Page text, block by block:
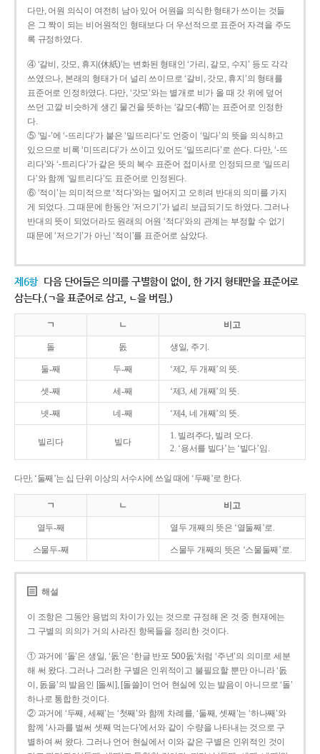
다만, 어원 의식이 여전히 남아 있어 어원을 의식한 형태가 쓰이는 것들
은 그 짝이 되는 비어원적인 형태보다 더 우선적으로 표준어 자격을 주도
록 규정하였다.
④ ‘갈비, 갓모, 휴지(休紙)’는 변화된 형태인 ‘가리, 갈모, 수지’ 등도 각각
쓰였으나, 본래의 형태가 더 널리 쓰이므로 ‘갈비, 갓모, 휴지’의 형태를
표준어로 인정하였다. 다만, ‘갓모’와는 별개로 비가 올 때 갓 위에 덮어
쓰던 고깔 비슷하게 생긴 물건을 뜻하는 ‘갈모(-帽)’는 표준어로 인정한
다.
⑤ ‘밀-’에 ‘-뜨리다’가 붙은 ‘밀뜨리다’도 언중이 ‘밀다’의 뜻을 의식하고
있으므로 비록 ‘미뜨리다’가 쓰이고 있어도 ‘밀뜨리다’로 쓴다. 다만, ‘-뜨
리다’와 ‘-트리다’가 같은 뜻의 복수 표준어 접미사로 인정되므로 ‘밀뜨리
다’와 함께 ‘밀트리다’도 표준어로 인정된다.
⑥ ‘적이’는 의미적으로 ‘적다’와는 멀어지고 오히려 반대의 의미를 가지
게 되었다. 그 때문에 한동안 ‘저으기’가 널리 보급되기도 하였다. 그러나
반대의 뜻이 되었더라도 원래의 어원 ‘적다’와의 관계는 부정할 수 없기
때문에 ‘저으기’가 아닌 ‘적이’를 표준어로 삼았다.
제6항 다음 단어들은 의미를 구별함이 없이, 한 가지 형태만을 표준어로
삼는다.(ㄱ을 표준어로 삼고, ㄴ을 버림.)
ㄱ ㄴ 비고
돌 돐 생일, 주기.
둘-째 두-째 ‘제2, 두 개째’의 뜻.
셋-째 세-째 ‘제3, 세 개째’의 뜻.
넷-째 네-째 ‘제4, 네 개째’의 뜻.
빌리다 빌다
1. 빌려주다, 빌려 오다.
2. ‘용서를 빌다’는 ‘빌다’임.
다만, ‘둘째’는 십 단위 이상의 서수사에 쓰일 때에 ‘두째’로 한다.
ㄱ ㄴ 비고
열두-째 열두 개째의 뜻은 ‘열둘째’로.
스물두-째 스물두 개째의 뜻은 ‘스물둘째’로.
해설
이 조항은 그동안 용법의 차이가 있는 것으로 규정해 온 것 중 현재에는
그 구별의 의의가 거의 사라진 항목들을 정리한 것이다.
① 과거에 ‘돌’은 생일, ‘돐’은 ‘한글 반포 500돐’처럼 ‘주년’의 의미로 세분
해 써 왔다. 그러나 그러한 구별은 인위적이고 불필요할 뿐만 아니라 ‘돐
이, 돐을’의 발음인 [돌씨], [돌쓸]이 언어 현실에 있는 발음이 아니므로 ‘돌’
하나로 통합한 것이다.
② 과거에 ‘두째, 세째’는 ‘첫째’와 함께 차례를, ‘둘째, 셋째’는 ‘하나째’와
함께 ‘사과를 벌써 셋째 먹는다’에서와 같이 수량을 나타내는 것으로 구
별하여 써 왔다. 그러나 언어 현실에서 이와 같은 구별은 인위적인 것이